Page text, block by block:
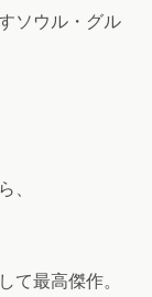
ソウル・グル
、
て最高傑作。